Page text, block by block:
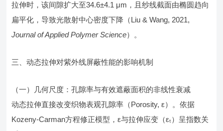
拉伸时，该间隙扩大至34.6±4.1 μm，且纱线截面由椭圆趋向
扁平化，导致光散射中心密度下降（Liu & Wang, 2021,
Journal of Applied Polymer Science）。
三、动态拉伸对紫外线屏蔽性能的影响机制
（一）几何尺度：孔隙率与有效遮蔽面积的非线性衰减
动态拉伸直接改变织物表观孔隙率（Porosity, ε）。依据
Kozeny-Carman方程修正模型，ε与拉伸应变（εₜ）呈指数关